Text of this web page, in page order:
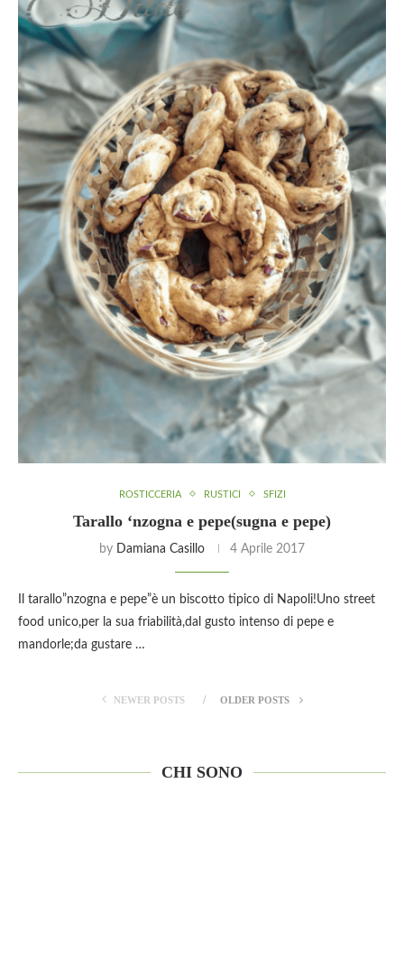
ROSTICCERIA RUSTICI SFIZI
Tarallo ‘nzogna e pepe(sugna e pepe)
by Damiana Casillo 4 Aprile 2017
Il tarallo”nzogna e pepe”è un biscotto tipico di Napoli!Uno street
food unico,per la sua friabilità,dal gusto intenso di pepe e
mandorle;da gustare …
NEWER POSTS OLDER POSTS
CHI SONO